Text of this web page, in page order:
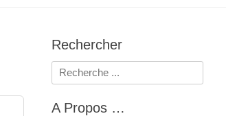
Rechercher
Rechercher :
A Propos …